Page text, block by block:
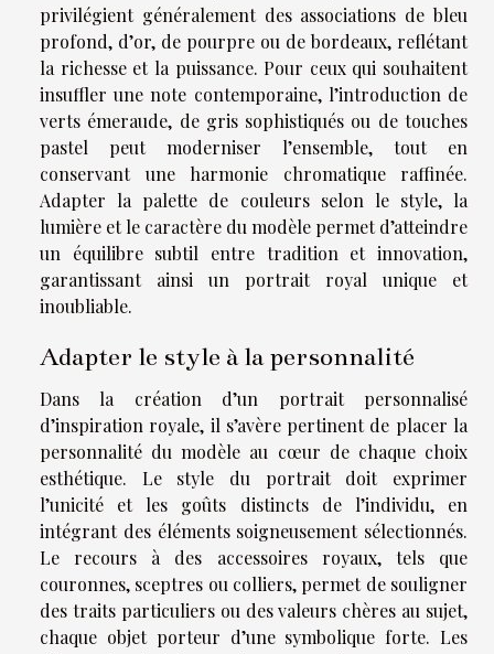
privilégient généralement des associations de bleu
profond, d’or, de pourpre ou de bordeaux, reflétant
la richesse et la puissance. Pour ceux qui souhaitent
insuffler une note contemporaine, l’introduction de
verts émeraude, de gris sophistiqués ou de touches
pastel peut moderniser l’ensemble, tout en
conservant une harmonie chromatique raffinée.
Adapter la palette de couleurs selon le style, la
lumière et le caractère du modèle permet d’atteindre
un équilibre subtil entre tradition et innovation,
garantissant ainsi un portrait royal unique et
inoubliable.
Adapter le style à la personnalité
Dans la création d’un portrait personnalisé
d’inspiration royale, il s’avère pertinent de placer la
personnalité du modèle au cœur de chaque choix
esthétique. Le style du portrait doit exprimer
l’unicité et les goûts distincts de l’individu, en
intégrant des éléments soigneusement sélectionnés.
Le recours à des accessoires royaux, tels que
couronnes, sceptres ou colliers, permet de souligner
des traits particuliers ou des valeurs chères au sujet,
chaque objet porteur d’une symbolique forte. Les